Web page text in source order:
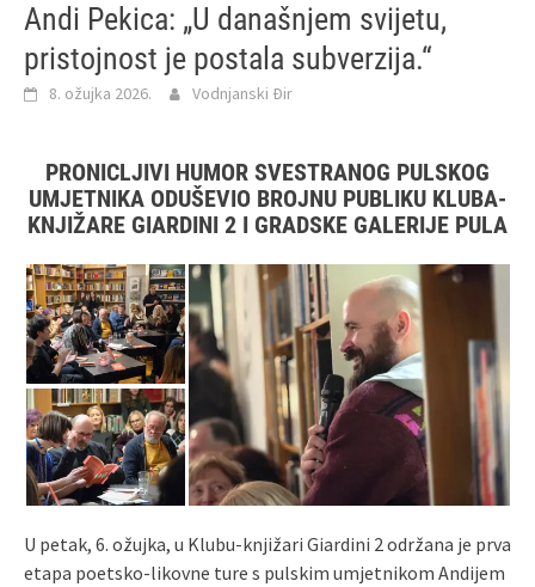
Andi Pekica: „U današnjem svijetu,
pristojnost je postala subverzija.“
8. ožujka 2026. Vodnjanski Đir
PRONICLJIVI HUMOR SVESTRANOG PULSKOG
UMJETNIKA ODUŠEVIO BROJNU PUBLIKU KLUBA-
KNJIŽARE GIARDINI 2 I GRADSKE GALERIJE PULA
U petak, 6. ožujka, u Klubu-knjižari Giardini 2 održana je prva
etapa poetsko-likovne ture s pulskim umjetnikom Andijem